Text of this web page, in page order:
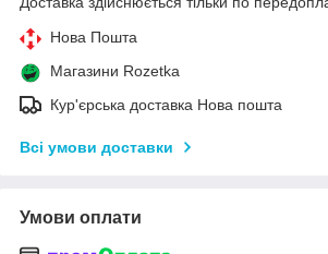
Нова Пошта
Магазини Rozetka
Кур'єрська доставка Нова пошта
Всі умови доставки
Умови оплати